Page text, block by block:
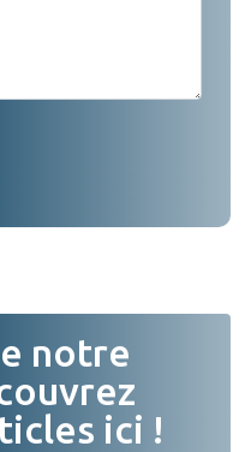
notre
ici !